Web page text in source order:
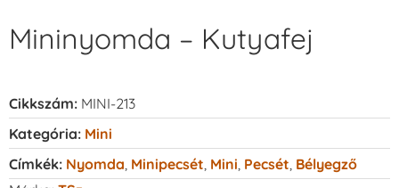
Mininyomda – Kutyafej
Cikkszám: MINI-213
Kategória: Mini
Címkék: Nyomda Minipecsét Mini Pecsét Bélyegző